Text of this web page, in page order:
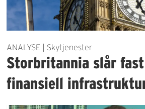
ANALYSE | Skytjenester
Storbritannia slår
finansiell